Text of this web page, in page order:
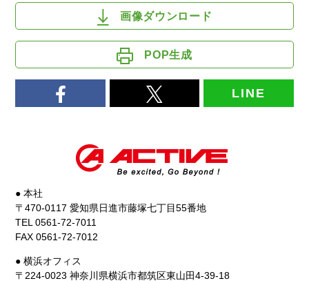
画像ダウンロード
POP生成
LINE
● 本社
〒470-0117 愛知県日進市藤塚七丁目55番地
TEL 0561-72-7011
FAX 0561-72-7012
● 横浜オフィス
〒224-0023 神奈川県横浜市都筑区東山田4-39-18